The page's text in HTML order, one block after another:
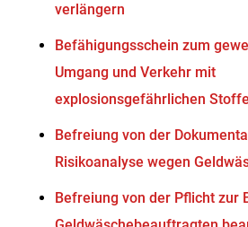
verlängern
Befähigungsschein zum
Umgang und Verkehr mit
explosionsgefährlichen
Befreiung von der
Risikoanalyse wegen
Befreiung von der Pflicht zur